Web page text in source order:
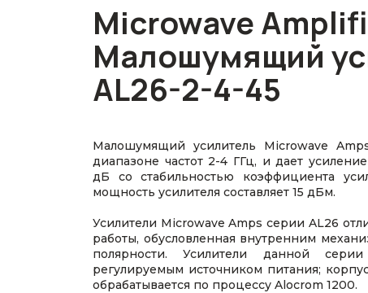
Microwave
Малошумящий
AL26-2-4-45
Малошумящий усилитель Microwave
диапазоне частот 2-4 ГГц, и дает
дБ со стабильностью коэффициента
мощность усилителя составляет 15 дБм.
Усилители Microwave Amps серии AL26
работы, обусловленная внутренним
полярности. Усилители данной
регулируемым источником питания;
обрабатывается по процессу Alocrom 1200.